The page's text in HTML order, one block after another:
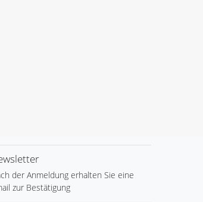
der Anmeldung erhalten Sie eine
zur Bestätigung